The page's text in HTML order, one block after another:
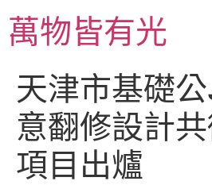
主萬物皆有光
天津市基礎
意翻修設計
項目出爐